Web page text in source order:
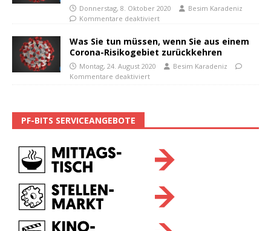
Donnerstag, 8. Oktober 2020
Besim Karadeniz
Kommentare deaktiviert
Was Sie tun müssen, wenn Sie aus einem
Corona-Risikogebiet zurückkehren
Montag, 24. August 2020
Besim Karadeniz
Kommentare deaktiviert
PF-BITS SERVICEANGEBOTE